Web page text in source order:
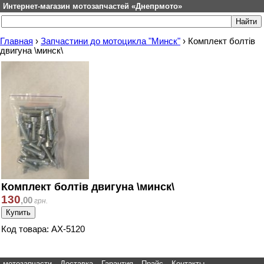
Интернет-магазин мотозапчастей «Днепрмото»
Главная › Запчастини до мотоцикла "Минск" › Комплект болтів
двигуна \минск\
Комплект болтів двигуна \минск\
130,00 грн.
Код товара: АХ-5120